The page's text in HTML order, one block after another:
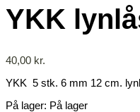
YKK
40,00 kr.
YKK 5 stk. 6 mm 12 cm.
På lager: På lager